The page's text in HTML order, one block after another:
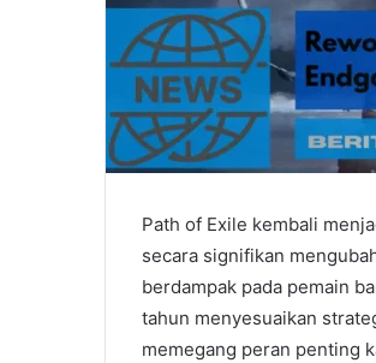
Path of Exile kembali
secara signifikan
berdampak pada pemain
tahun menyesuaikan
memegang peran penting